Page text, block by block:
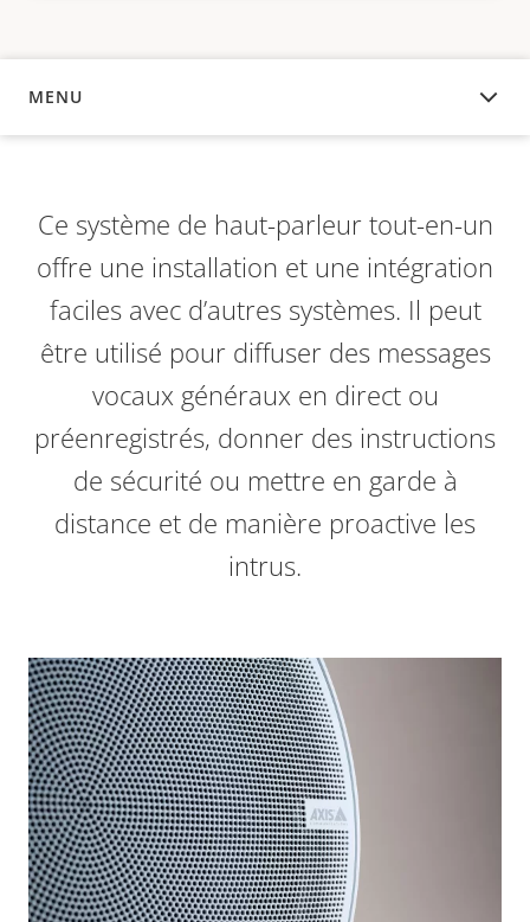
MENU
APERÇU
Ce système de haut-parleur tout-en-un
offre une installation et une intégration
faciles avec d’autres systèmes. Il peut
être utilisé pour diffuser des messages
vocaux généraux en direct ou
préenregistrés, donner des instructions
de sécurité ou mettre en garde à
distance et de manière proactive les
intrus.